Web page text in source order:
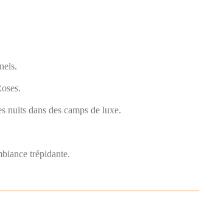
nuits dans des camps de luxe.
trépidante.